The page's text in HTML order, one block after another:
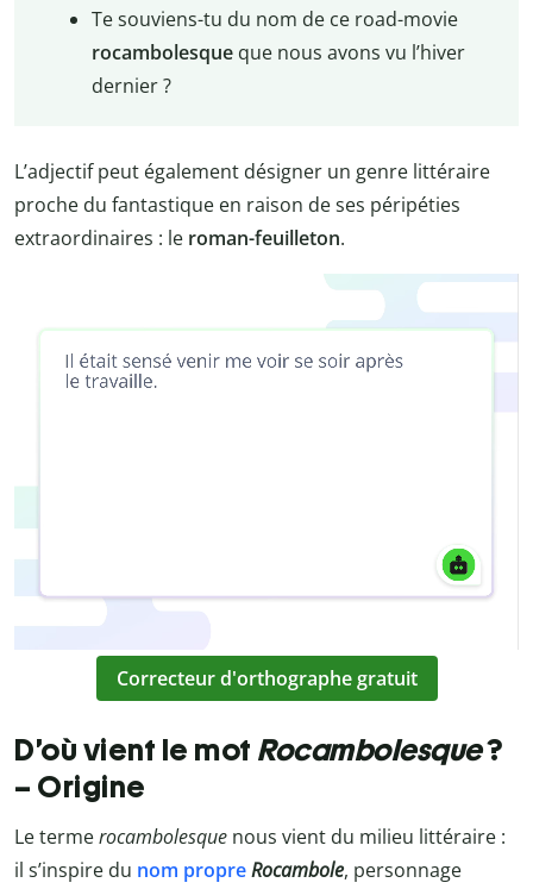
Te souviens-tu du nom de ce road-movie
rocambolesqueque nous avons vu l’hiver
dernier ?
L’adjectif peut également désigner un genre littéraire
proche du fantastique en raison de ses péripéties
extraordinaires : le roman-feuilleton.
Correcteur d'orthographe gratuit
D’où vient le mot Rocambolesque?
– Origine
Le termerocambolesque nous vient du milieu littéraire :
il s’inspire du nom propreRocambole, personnage